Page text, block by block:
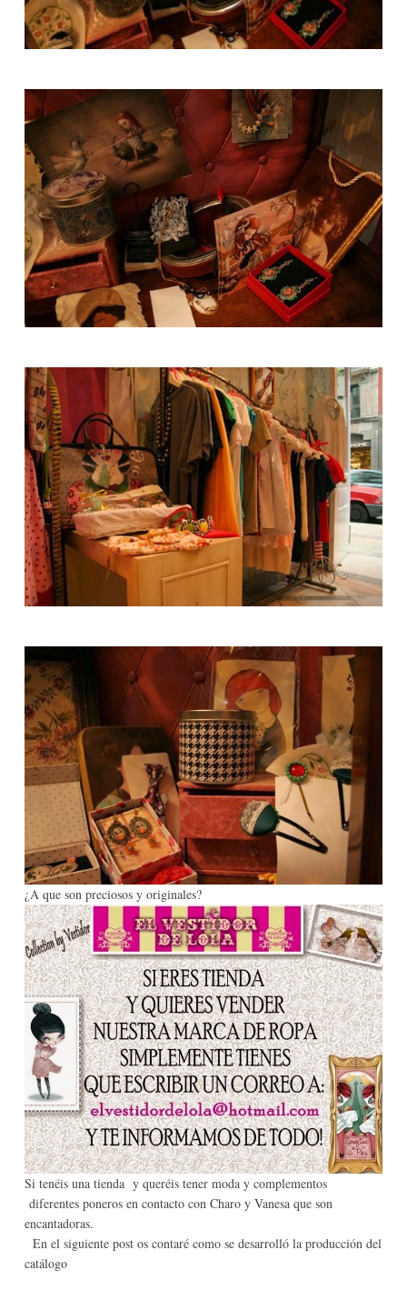
¿A que son preciosos y originales?
Si tenéis una tienda y queréis tener moda y complementos
diferentes poneros en contacto con Charo y Vanesa que son
encantadoras.
En el siguiente post os contaré como se desarrolló la producción del
catálogo